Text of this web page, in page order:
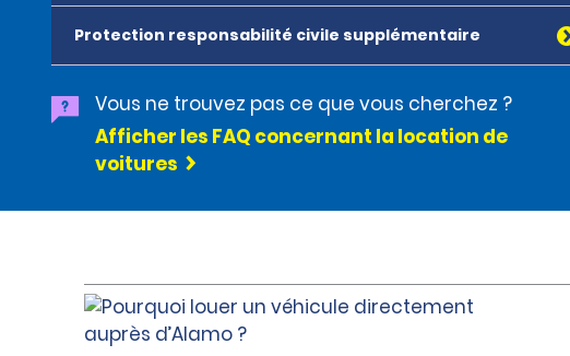
Protection responsabilité civile supplémentaire
Vous ne trouvez pas ce que vous cherchez ?
Afficher les FAQ concernant la location de
voitures